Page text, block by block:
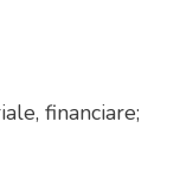
financiare;